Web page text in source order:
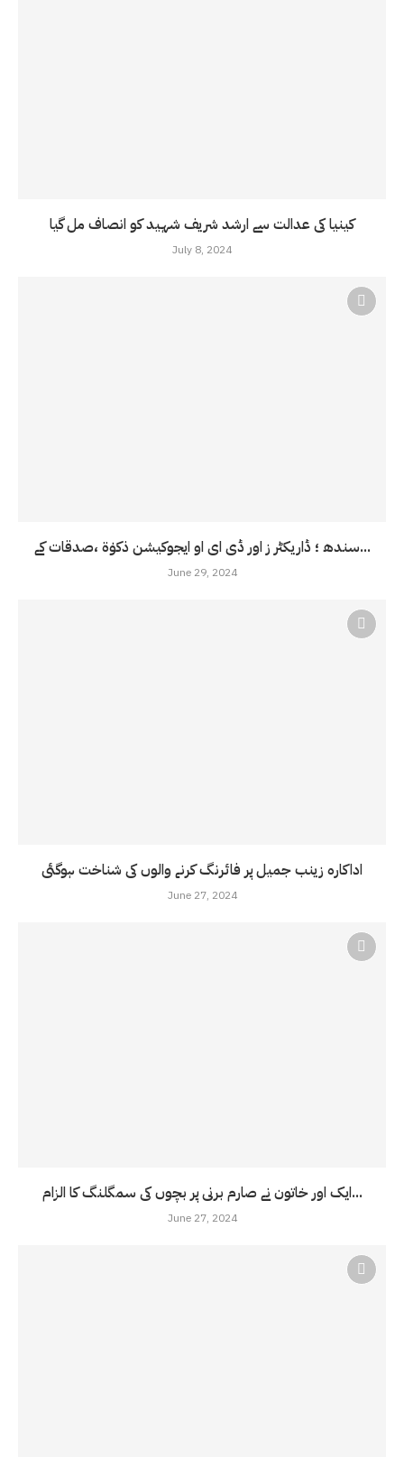
کینیا کی عدالت سے ارشد شریف شہید کو انصاف مل گیا
July 8, 2024
سندھ ؛ ڈاریکٹر ز اور ڈی ای او ایجوکیشن ذکوٰۃ ،صدقات کے...
June 29, 2024
اداکارہ زینب جمیل پر فائرنگ کرنے والوں کی شناخت ہوگئی
June 27, 2024
ایک اور خاتون نے صارم برنی پر بچوں کی سمگلنگ کا الزام...
June 27, 2024